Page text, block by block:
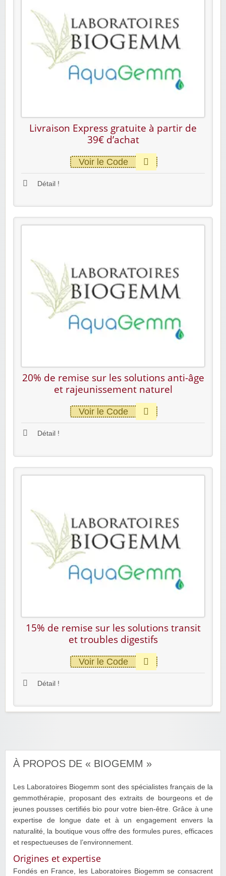
Livraison Express gratuite à partir de
39€ d’achat
Voir le Code
Détail !
20% de remise sur les solutions anti-âge
et rajeunissement naturel
Voir le Code
Détail !
15% de remise sur les solutions transit
et troubles digestifs
Voir le Code
Détail !
À PROPOS DE « BIOGEMM »
Les Laboratoires Biogemm sont des spécialistes français de la
gemmothérapie, proposant des extraits de bourgeons et de
jeunes pousses certifiés bio pour votre bien-être. Grâce à une
expertise de longue date et à un engagement envers la
naturalité, la boutique vous offre des formules pures, efficaces
et respectueuses de l’environnement.
Origines et expertise
Fondés en France, les Laboratoires Biogemm se consacrent